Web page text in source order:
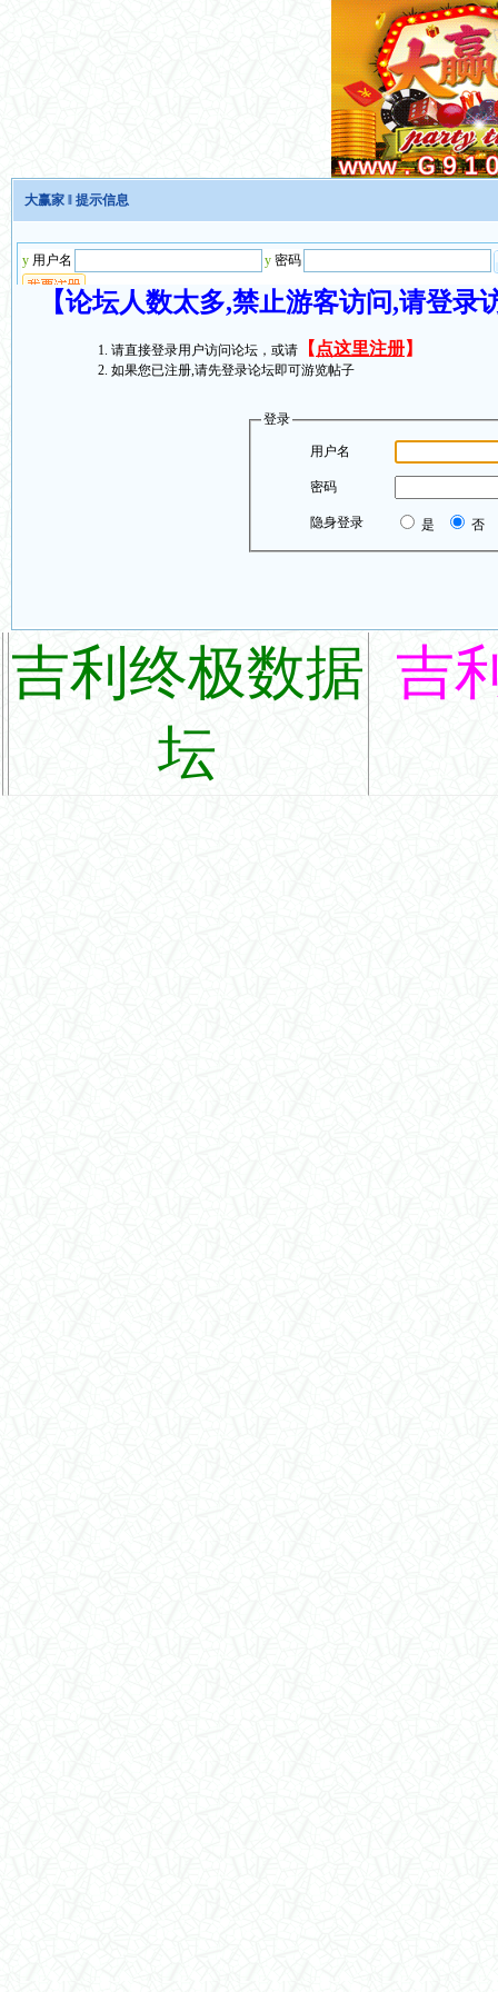
大赢家 ‖ 提示信息
【论坛人数太多,禁止游客访问,请登
请直接登录用户访问论坛，或请 【 点这里注册】
如果您已注册,请先登录论坛即可游览帖子
登录
用户名
密码
隐身登录 是 否
吉利终极数据
坛
吉